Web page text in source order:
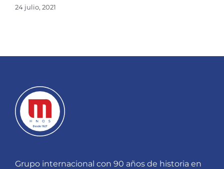
24 julio, 2021
Grupo internacional con 90 años de historia en